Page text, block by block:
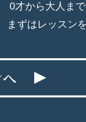
0才から大人ま
まずはレッスン